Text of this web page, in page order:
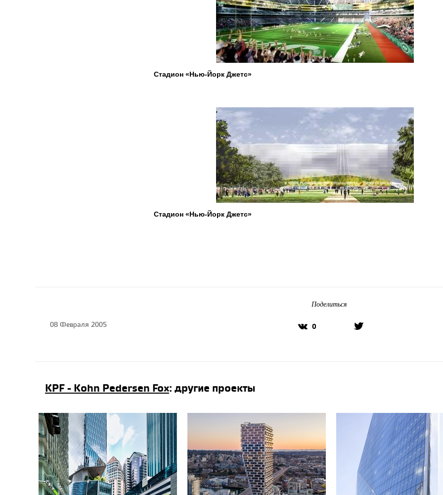
Стадион «Нью-Йорк Джетс»
Стадион «Нью-Йорк Джетс»
08 Февраля 2005
Поделиться
0
KPF - Kohn Pedersen Fox: другие проекты